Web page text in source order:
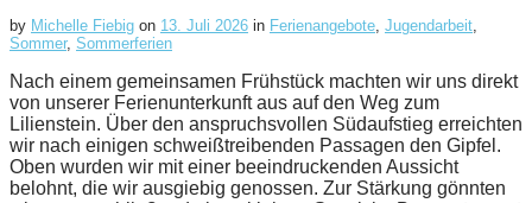
by Michelle Fiebig on 13. Juli 2026 in Ferienangebote, Jugendarbeit,
Sommer, Sommerferien
Nach einem gemeinsamen Frühstück machten wir uns direkt
von unserer Ferienunterkunft aus auf den Weg zum
Lilienstein. Über den anspruchsvollen Südaufstieg erreichten
wir nach einigen schweißtreibenden Passagen den Gipfel.
Oben wurden wir mit einer beeindruckenden Aussicht
belohnt, die wir ausgiebig genossen. Zur Stärkung gönnten